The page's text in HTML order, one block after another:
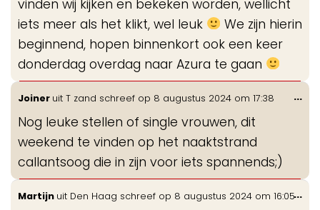
vinden wij kijken en bekeken worden, wellicht
iets meer als het klikt, wel leuk
We zijn hierin
beginnend, hopen binnenkort ook een keer
donderdag overdag naar Azura te gaan
Joiner uit T zand schreef op 8 augustus 2024 om 17:38
Nog leuke stellen of single vrouwen, dit
weekend te vinden op het naaktstrand
callantsoog die in zijn voor iets spannends;)
...
Martijn uit Den Haag schreef op 8 augustus 2024 om 16:05...